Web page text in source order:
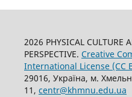
2026 PHYSICAL CULTURE
PERSPECTIVE. Creative
International License (CC
29016, Україна, м.
11, centr@khmnu.edu.ua